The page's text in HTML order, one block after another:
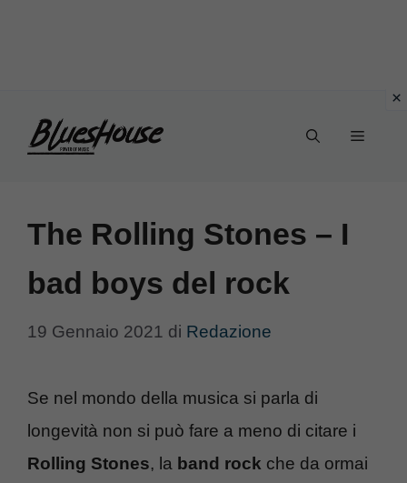
Menu
The Rolling Stones – I
bad boys del rock
19 Gennaio 2021 di Redazione
Se nel mondo della musica si parla di
longevità non si può fare a meno di citare i
Rolling Stones, la band rock che da ormai